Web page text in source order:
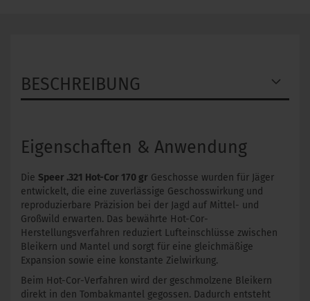
BESCHREIBUNG
Eigenschaften & Anwendung
Die Speer .321 Hot-Cor 170 gr Geschosse wurden für Jäger
entwickelt, die eine zuverlässige Geschosswirkung und
reproduzierbare Präzision bei der Jagd auf Mittel- und
Großwild erwarten. Das bewährte Hot-Cor-
Herstellungsverfahren reduziert Lufteinschlüsse zwischen
Bleikern und Mantel und sorgt für eine gleichmäßige
Expansion sowie eine konstante Zielwirkung.
Beim Hot-Cor-Verfahren wird der geschmolzene Bleikern
direkt in den Tombakmantel gegossen. Dadurch entsteht